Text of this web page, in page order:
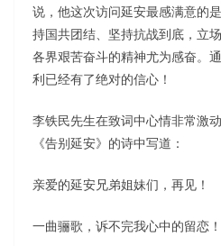
说，他这次访问延安最感满意的
持国共团结、坚持抗战到底，立
各界艰苦奋斗的精神尤为感奋。
利已经有了绝对的信心！
李铁民先生在致词中心情非常激
《告别延安》的诗中写道：
亲爱的延安兄弟姐妹们，再见！
一曲骊歌，诉不完我心中的留恋！